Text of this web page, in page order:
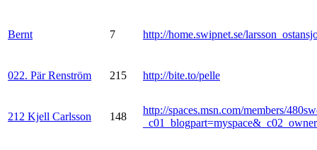
Bernt 7 http://home.swipnet.se/
022. Pär Renström 215 http://bite.to/pelle
212 Kjell Carlsson 148
http://spaces.msn.com/members/